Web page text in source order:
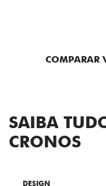
COMPARAR
SAIBA
CRONOS
DESIGN